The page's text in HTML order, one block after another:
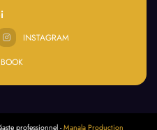
INSTAGRAM
professionnel -Manala Production